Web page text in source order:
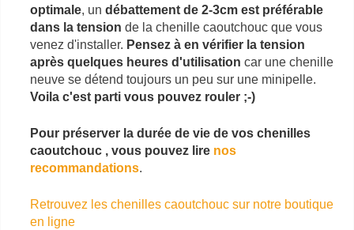
optimale, un débattement de 2-3cm est préférable
dans la tension de la chenille caoutchouc que vous
venez d'installer. Pensez à en vérifier la tension
après quelques heures d'utilisation car une chenille
neuve se détend toujours un peu sur une minipelle.
Voila c'est parti vous pouvez rouler ;-)
Pour préserver la durée de vie de vos chenilles
caoutchouc , vous pouvez lire nos
recommandations.
Retrouvez les chenilles caoutchouc sur notre boutique
en ligne